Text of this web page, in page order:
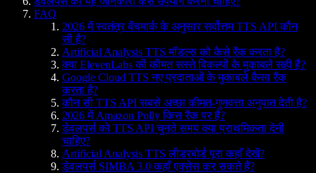
FAQ
2026 में स्वतंत्र बेंचमार्क के अनुसार सर्वोत्तम TTS API कौन
सी है?
Artificial Analysis TTS मॉडल्स को कैसे रैंक करता है?
क्या ElevenLabs की कीमत सस्ते विकल्पों के मुकाबले सही है?
Google Cloud TTS नए प्रदाताओं के मुकाबले कैसा रैंक
करता है?
कौन सी TTS API सबसे अच्छा कीमत-गुणवत्ता अनुपात देती है?
2026 में Amazon Polly किस रैंक पर है?
डेवलपर्स को TTS API चुनते समय क्या प्राथमिकता देनी
चाहिए?
Artificial Analysis TTS लीडरबोर्ड पूरा कहाँ देखें?
डेवलपर्स SIMBA 3.0 कहाँ एक्सेस कर सकते हैं?